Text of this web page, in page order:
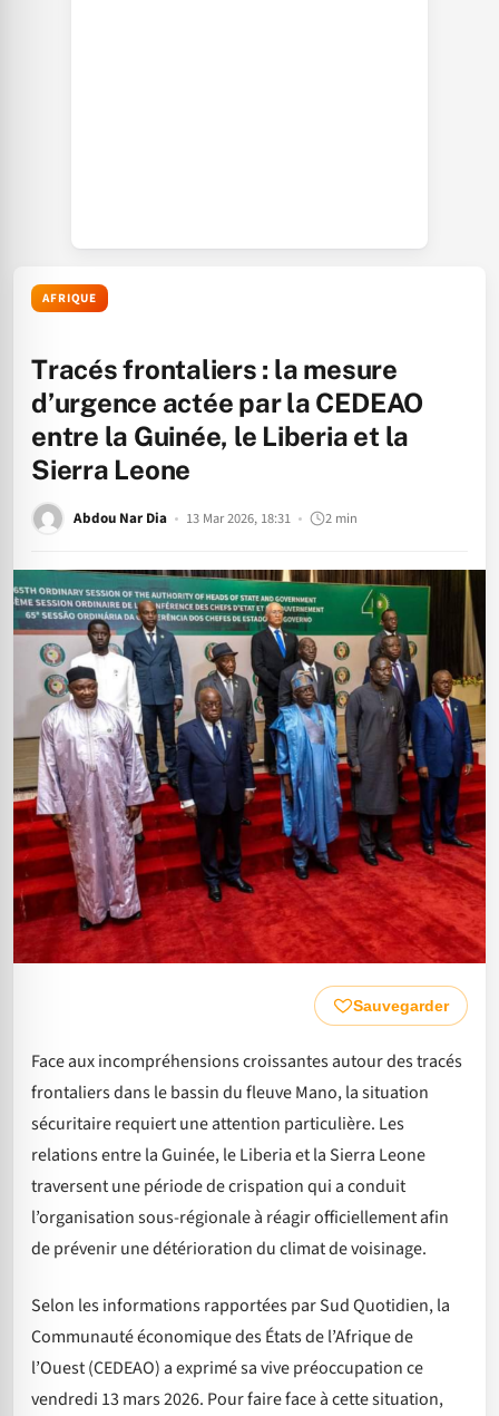
AFRIQUE
Tracés frontaliers : la mesure
d’urgence actée par la CEDEAO
entre la Guinée, le Liberia et la
Sierra Leone
Abdou Nar Dia 13 Mar 2026, 18:31 2 min
Sauvegarder
Face aux incompréhensions croissantes autour des tracés
frontaliers dans le bassin du fleuve Mano, la situation
sécuritaire requiert une attention particulière. Les
relations entre la Guinée, le Liberia et la Sierra Leone
traversent une période de crispation qui a conduit
l’organisation sous-régionale à réagir officiellement afin
de prévenir une détérioration du climat de voisinage.
Selon les informations rapportées par Sud Quotidien, la
Communauté économique des États de l’Afrique de
l’Ouest (CEDEAO) a exprimé sa vive préoccupation ce
vendredi 13 mars 2026. Pour faire face à cette situation,